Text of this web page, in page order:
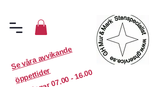
S
e
v
år
a
a
v
vi
k
a
n
d
e
ö
p
p
etti
d
er07.00 - 16.00